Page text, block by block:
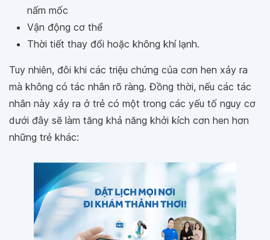
nấm mốc
Vận động cơ thể
Thời tiết thay đổi hoặc không khí lạnh.
Tuy nhiên, đôi khi các triệu chứng của cơn hen xảy ra
mà không có tác nhân rõ ràng. Đồng thời, nếu các tác
nhân này xảy ra ở trẻ có một trong các yếu tố nguy cơ
dưới đây sẽ làm tăng khả năng khởi kích cơn hen hơn
những trẻ khác: